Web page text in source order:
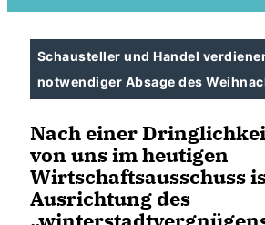
Schausteller und Handel
notwendiger Absage des
Nach einer
von uns im heutigen
Wirtschaftsausschuss
Ausrichtung des